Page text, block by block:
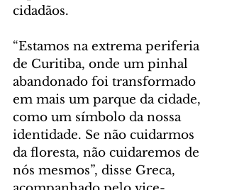
cidadãos.
“Estamos na extrema periferia
de Curitiba, onde um pinhal
abandonado foi transformado
em mais um parque da cidade,
como um símbolo da nossa
identidade. Se não cuidarmos
da floresta, não cuidaremos de
nós mesmos”, disse Greca,